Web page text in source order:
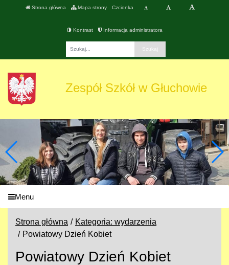
Strona główna Mapa strony Czcionka
Kontrast Informacja administratora
Zespół Szkół w Głuchowie
Menu
Strona główna
Kategoria: wydarzenia
Powiatowy Dzień Kobiet
Powiatowy Dzień Kobiet